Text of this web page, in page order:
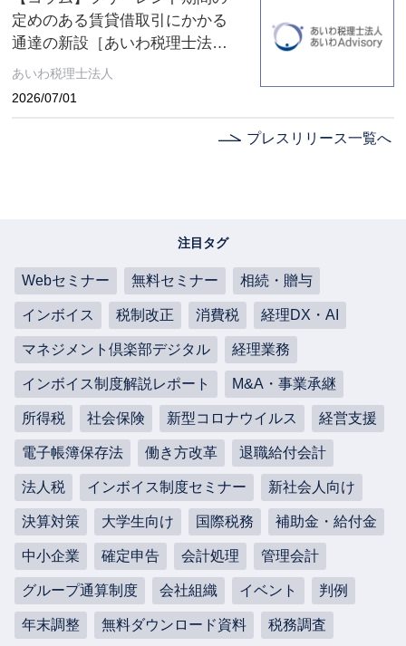
定めのある賃貸借取引にかかる
通達の新設［あいわ税理士法人
コラム］
あいわ税理士法人
2026/07/01
プレスリリース一覧へ
注目タグ
Webセミナー 無料セミナー 相続・贈与
インボイス 税制改正 消費税 経理DX・AI
マネジメント倶楽部デジタル 経理業務
インボイス制度解説レポート M&A・事業承継
所得税 社会保険 新型コロナウイルス 経営支援
電子帳簿保存法 働き方改革 退職給付会計
法人税 インボイス制度セミナー 新社会人向け
決算対策 大学生向け 国際税務 補助金・給付金
中小企業 確定申告 会計処理 管理会計
グループ通算制度 会社組織 イベント 判例
年末調整 無料ダウンロード資料 税務調査